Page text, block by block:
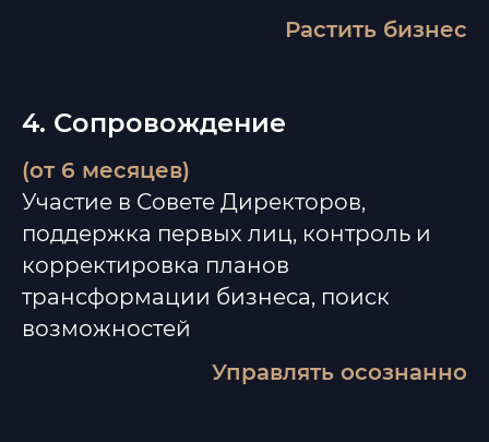
Растить бизнес
4. Сопровождение
(от 6 месяцев)
Участие в Совете Директоров,
поддержка первых лиц, контроль и
корректировка планов
трансформации бизнеса, поиск
возможностей
Управлять осознанно